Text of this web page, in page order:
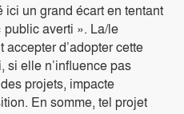
ici un grand écart en tentant
public averti ». La/le
d’adopter cette
si elle n’influence pas
projets, impacte
En somme, tel projet